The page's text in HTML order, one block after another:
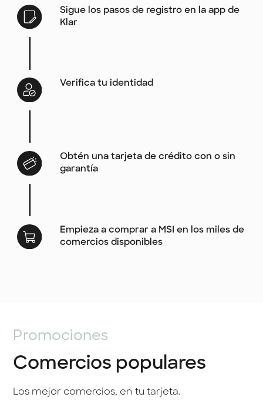
Sigue los pasos de registro en la app de
Klar
Verifica tu identidad
Obtén una tarjeta de crédito con o sin
garantía
Empieza a comprar a MSI en los miles de
comercios disponibles
Promociones
Comercios populares
Los mejor comercios, en tu tarjeta.